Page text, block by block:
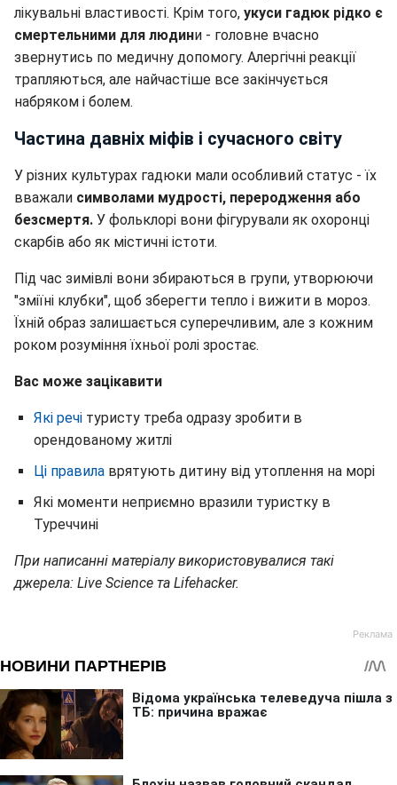
лікувальні властивості. Крім того, укуси гадюк рідко є
смертельними для людини - головне вчасно
звернутись по медичну допомогу. Алергічні реакції
трапляються, але найчастіше все закінчується
набряком і болем.
Частина давніх міфів і сучасного світу
У різних культурах гадюки мали особливий статус - їх
вважали символами мудрості, переродження або
безсмертя. У фольклорі вони фігурували як охоронці
скарбів або як містичні істоти.
Під час зимівлі вони збираються в групи, утворюючи
"зміїні клубки", щоб зберегти тепло і вижити в мороз.
Їхній образ залишається суперечливим, але з кожним
роком розуміння їхньої ролі зростає.
Вас може зацікавити
Які речі туристу треба одразу зробити в
орендованому житлі
Ці правила врятують дитину від утоплення на морі
Які моменти неприємно вразили туристку в
Туреччині
При написанні матеріалу використовувалися такі
джерела: Live Science та Lifehacker.